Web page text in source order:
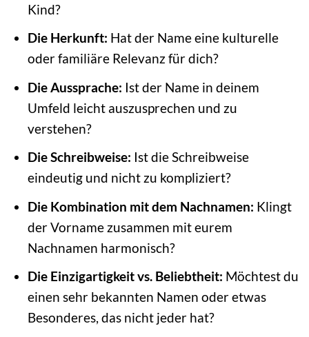
Kind?
Die Herkunft: Hat der Name eine kulturelle
oder familiäre Relevanz für dich?
Die Aussprache: Ist der Name in deinem
Umfeld leicht auszusprechen und zu
verstehen?
Die Schreibweise: Ist die Schreibweise
eindeutig und nicht zu kompliziert?
Die Kombination mit dem Nachnamen: Klingt
der Vorname zusammen mit eurem
Nachnamen harmonisch?
Die Einzigartigkeit vs. Beliebtheit: Möchtest du
einen sehr bekannten Namen oder etwas
Besonderes, das nicht jeder hat?